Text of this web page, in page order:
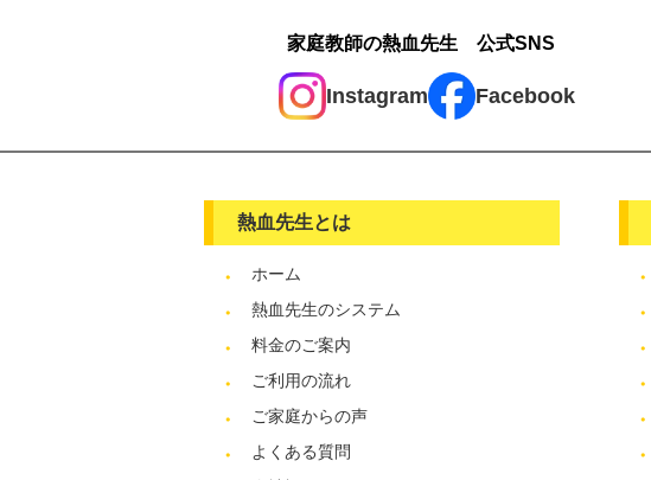
家庭教師の熱血先生 公式SNS
Instagram Facebook
熱血先生とは
ホーム
熱血先生のシステム
料金のご案内
ご利用の流れ
ご家庭からの声
よくある質問